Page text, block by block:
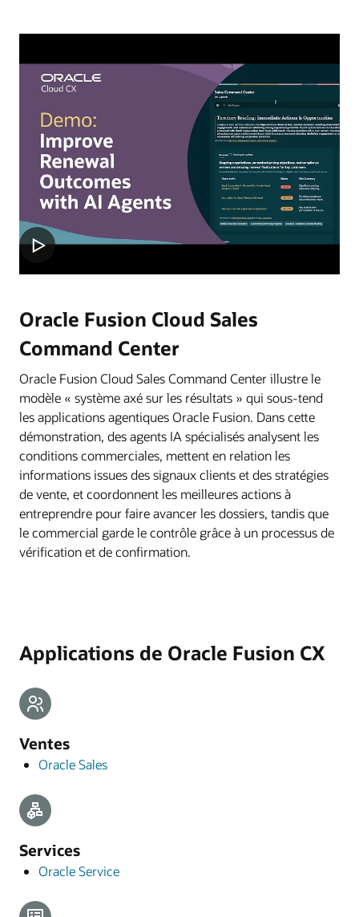
Oracle Fusion Cloud Sales
Command Center
Oracle Fusion Cloud Sales Command Center illustre le
modèle « système axé sur les résultats » qui sous-tend
les applications agentiques Oracle Fusion. Dans cette
démonstration, des agents IA spécialisés analysent les
conditions commerciales, mettent en relation les
informations issues des signaux clients et des stratégies
de vente, et coordonnent les meilleures actions à
entreprendre pour faire avancer les dossiers, tandis que
le commercial garde le contrôle grâce à un processus de
vérification et de confirmation.
Applications de Oracle Fusion CX
Ventes
Oracle Sales
Services
Oracle Service